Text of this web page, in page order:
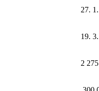
27.
19.
2